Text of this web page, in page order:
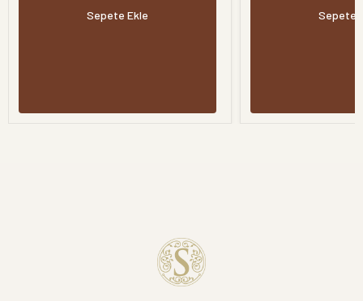
Sepete Ekle Sepete